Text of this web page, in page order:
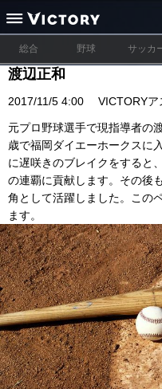
総合 野球 サッカ
渡辺正和
2017/11/5 4:00 VICTORY
元プロ野球選手で現指導者の
歳で福岡ダイエーホークスに
に遅咲きのブレイクをすると
の連覇に貢献します。その後
角として活躍しました。この
ます。